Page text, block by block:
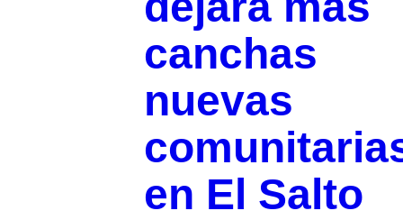
canchas
nuevas
en El Salto